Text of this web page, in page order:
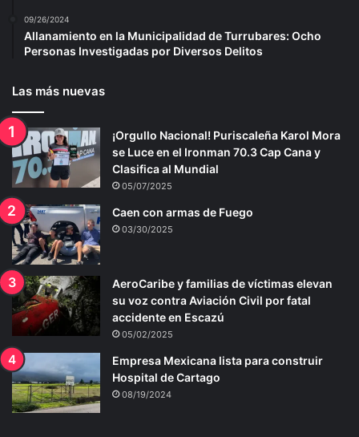
09/26/2024
Allanamiento en la Municipalidad de Turrubares: Ocho
Personas Investigadas por Diversos Delitos
Las más nuevas
¡Orgullo Nacional! Puriscaleña Karol Mora
se Luce en el Ironman 70.3 Cap Cana y
Clasifica al Mundial
05/07/2025
Caen con armas de Fuego
03/30/2025
AeroCaribe y familias de víctimas elevan
su voz contra Aviación Civil por fatal
accidente en Escazú
05/02/2025
Empresa Mexicana lista para construir
Hospital de Cartago
08/19/2024